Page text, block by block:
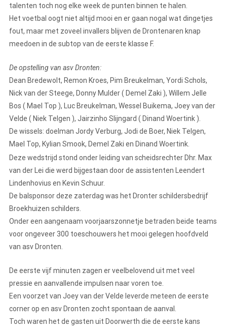
talenten toch nog elke week de punten binnen te halen.
Het voetbal oogt niet altijd mooi en er gaan nogal wat dingetjes
fout, maar met zoveel invallers blijven de Drontenaren knap
meedoen in de subtop van de eerste klasse F.
De opstelling van asv Dronten:
Dean Bredewolt, Remon Kroes, Pim Breukelman, Yordi Schols,
Nick van der Steege, Donny Mulder ( Demel Zaki ), Willem Jelle
Bos ( Mael Top ), Luc Breukelman, Wessel Buikema, Joey van der
Velde ( Niek Telgen ), Jairzinho Slijngard ( Dinand Woertink ).
De wissels: doelman Jordy Verburg, Jodi de Boer, Niek Telgen,
Mael Top, Kylian Smook, Demel Zaki en Dinand Woertink.
Deze wedstrijd stond onder leiding van scheidsrechter Dhr. Max
van der Lei die werd bijgestaan door de assistenten Leendert
Lindenhovius en Kevin Schuur.
De balsponsor deze zaterdag was het Dronter schildersbedrijf
Broekhuizen schilders.
Onder een aangenaam voorjaarszonnetje betraden beide teams
voor ongeveer 300 toeschouwers het mooi gelegen hoofdveld
van asv Dronten.
De eerste vijf minuten zagen er veelbelovend uit met veel
pressie en aanvallende impulsen naar voren toe.
Een voorzet van Joey van der Velde leverde meteen de eerste
corner op en asv Dronten zocht spontaan de aanval.
Toch waren het de gasten uit Doorwerth die de eerste kans